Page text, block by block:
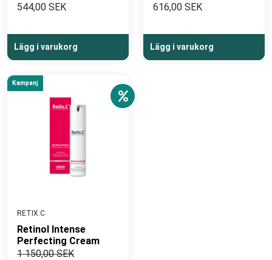
544,00 SEK
Lägg i varukorg
616,00 SEK
Lägg i varukorg
Kampanj
RETIX.C
Retinol Intense
Perfecting Cream
1 150,00 SEK